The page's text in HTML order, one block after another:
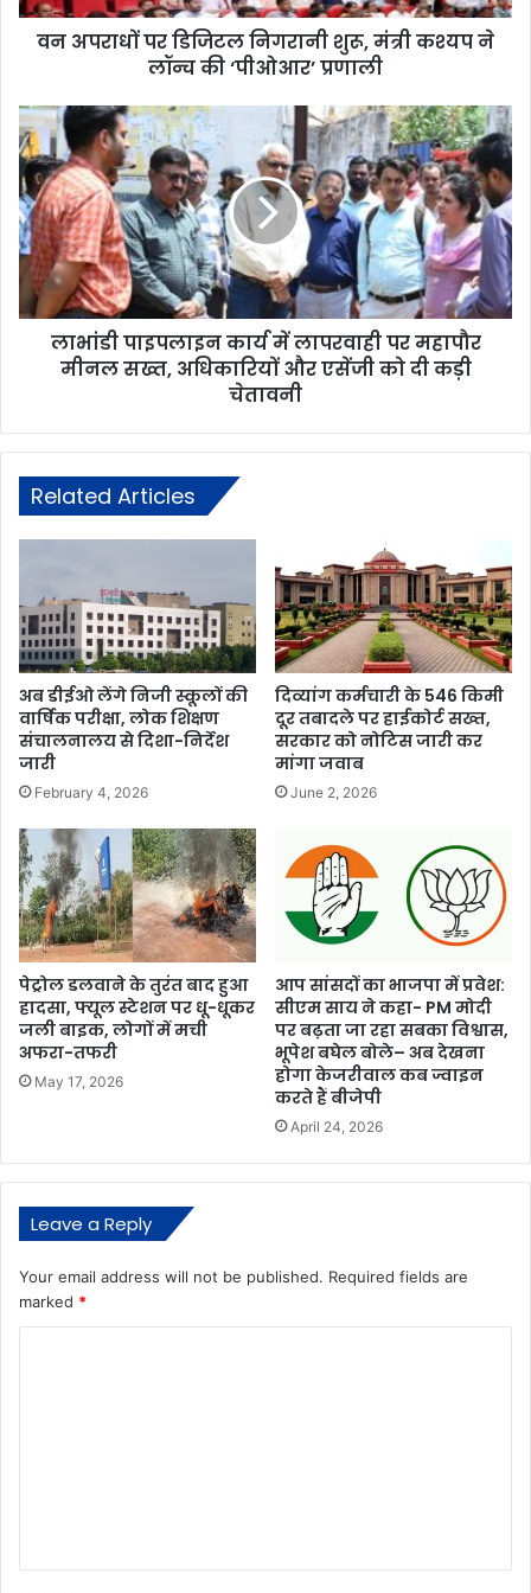
वन अपराधों पर डिजिटल निगरानी शुरू, मंत्री कश्यप ने
लॉन्च की ‘पीओआर’ प्रणाली
लाभांडी पाइपलाइन कार्य में लापरवाही पर महापौर
मीनल सख्त, अधिकारियों और एसेंजी को दी कड़ी
चेतावनी
Related Articles
अब डीईओ लेंगे निजी स्कूलों की
वार्षिक परीक्षा, लोक शिक्षण
संचालनालय से दिशा-निर्देश
जारी
February 4, 2026
दिव्यांग कर्मचारी के 546 किमी
दूर तबादले पर हाईकोर्ट सख्त,
सरकार को नोटिस जारी कर
मांगा जवाब
June 2, 2026
पेट्रोल डलवाने के तुरंत बाद हुआ
हादसा, फ्यूल स्टेशन पर धू-धूकर
जली बाइक, लोगों में मची
अफरा-तफरी
May 17, 2026
आप सांसदों का भाजपा में प्रवेश:
सीएम साय ने कहा- PM मोदी
पर बढ़ता जा रहा सबका विश्वास,
भूपेश बघेल बोले– अब देखना
होगा केजरीवाल कब ज्वाइन
करते हैं बीजेपी
April 24, 2026
Leave a Reply
Your email address will not be published. Required fields are
marked *